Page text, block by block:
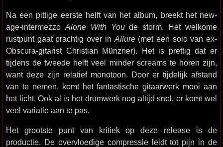
Na een pittige eerste helft van het album, breekt het new-
age-intermezzo Alone With Youde storm. Het welkome
rustpunt gaat prachtig over in Allure(met een solo van ex-
Obscura-gitarist Christian Münzner). Het is prettig dat er
tijdens de tweede helft veel minder screams te horen zijn,
want deze zijn relatief monotoon. Door er tijdelijk afstand
van te nemen, komt het fantastische gitaarwerk mooi aan
het licht. Ook al is het drumwerk nog altijd snel, er komt wel
veel variatie aan te pas.
Het grootste punt van kritiek op deze release is de
productie. De overvloedige compressie leidt tot pijn in de